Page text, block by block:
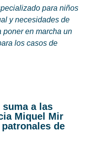
para niños
y necesidades de
poner en marcha un
los casos de
a las
Miquel Mir
de